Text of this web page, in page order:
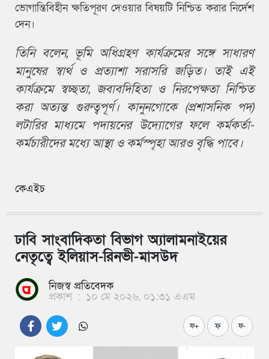
ভোগান্তিবিহীন ক্ষতিপূরণ দেওয়ার বিষয়টি নিশ্চিত করার নির্দেশ
দেন।
তিনি বলেন, ভূমি অধিগ্রহণ কার্যক্রমের সঙ্গে সাধারণ
মানুষের স্বার্থ ও প্রত্যাশা সরাসরি জড়িত। তাই এই
কার্যক্রমে স্বচ্ছতা, জবাবদিহিতা ও নিরপেক্ষতা নিশ্চিত
করা অত্যন্ত গুরুত্বপূর্ণ। কানুনগোকে (প্রশাসনিক পদ)
লটারির মাধ্যমে পদায়নের উদ্যোগের ফলে কর্মকর্তা-
কর্মচারীদের মধ্যে আস্থা ও কর্মস্পৃহা আরও বৃদ্ধি পাবে।
কেএইচ
ঢাবি সাংবাদিকতা বিভাগ অ্যালামনাইয়ের
নেতৃত্বে ইলিয়াস-রিনভী-মাসউদ
নিজস্ব প্রতিবেদক
প্রকাশ : ১০ মে ২০২৬, ০১:৩১ এএম
ফ+ ফ ফ-